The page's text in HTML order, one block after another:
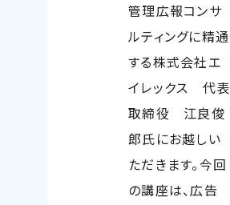
管理広報コンサ
ルティングに精通
する株式会社エ
イレックス 代表
取締役 江良俊
郎氏にお越しい
ただきます。今回
の講座は、広告